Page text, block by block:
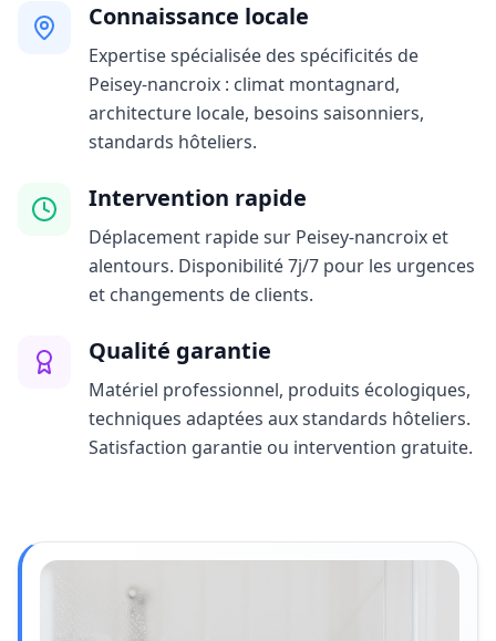
Connaissance locale
Expertise spécialisée des spécificités de
Peisey-nancroix : climat montagnard,
architecture locale, besoins saisonniers,
standards hôteliers.
Intervention rapide
Déplacement rapide sur Peisey-nancroix et
alentours. Disponibilité 7j/7 pour les urgences
et changements de clients.
Qualité garantie
Matériel professionnel, produits écologiques,
techniques adaptées aux standards hôteliers.
Satisfaction garantie ou intervention gratuite.